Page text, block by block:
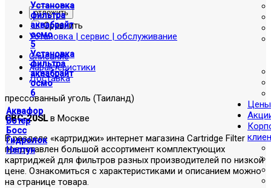
Установка
фильтра
аквабрайт
осмо
5
Установка
фильтра
аквабрайт
осмо
6
Аквафор
Вотер
Босс
Гидролок
Нептун
Цены
отложить
Сравнить
Установка | сервис | обслуживание
Описание
Характеристики
Доставка
прессованный уголь (Таиланд)
CBC-20SLв Москве
В разделе «картриджи» интернет магазина Cartridge Filter
представлен большой ассортимент комплектующих
картриджей для фильтров разных производителей по низкой
цене. Ознакомиться с характеристиками и описанием можно
на странице товара.